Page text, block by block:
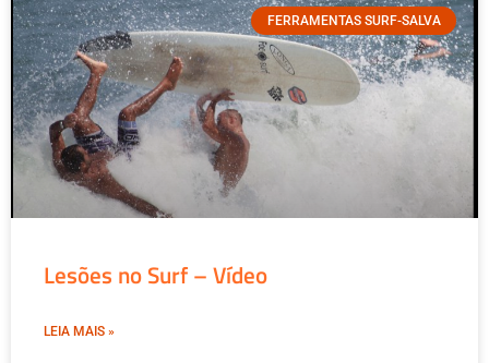
FERRAMENTAS SURF-SALVA
Lesões no Surf – Vídeo
LEIA MAIS »